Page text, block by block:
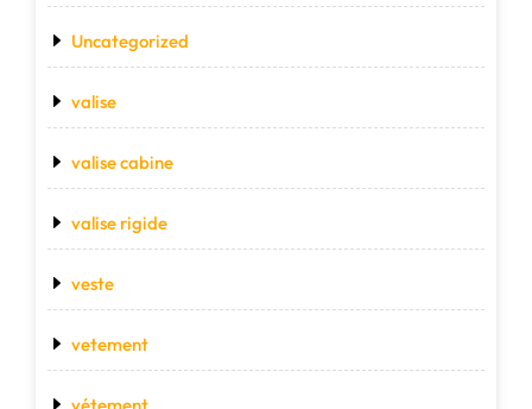
Uncategorized
valise
valise cabine
valise rigide
veste
vetement